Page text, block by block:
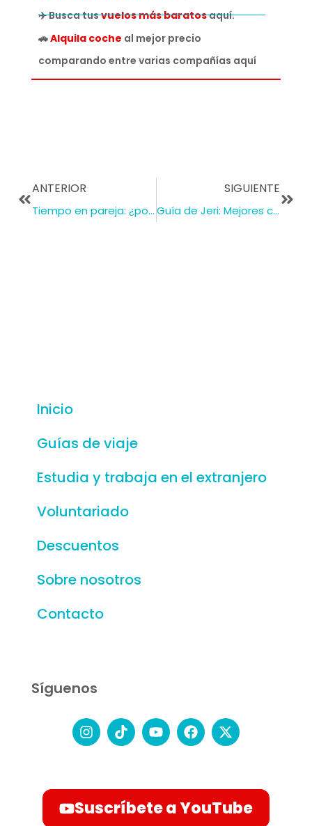
✈️ Busca tusvuelos más baratosaquí.
🚗Alquila coche al mejor precio
comparando entre varias compañías aquí
ANTERIOR
Tiempo en pareja: ¿por qué debemos dedicarnos 6 horas semanales?
SIGUIENTE
Guía de Jeri: Mejores cosas que hacer en Jericoacoara en 3 días
Inicio
Guías de viaje
Estudia y trabaja en el extranjero
Voluntariado
Descuentos
Sobre nosotros
Contacto
Síguenos
Suscríbete a YouTube